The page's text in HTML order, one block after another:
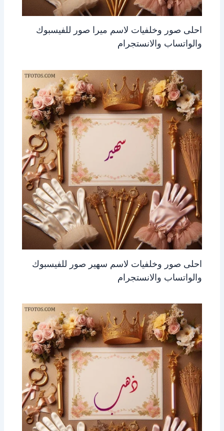
احلى صور وخلفيات لاسم ميرا صور للفيسبوك
والواتساب والانستجرام
احلى صور وخلفيات لاسم سهير صور للفيسبوك
والواتساب والانستجرام